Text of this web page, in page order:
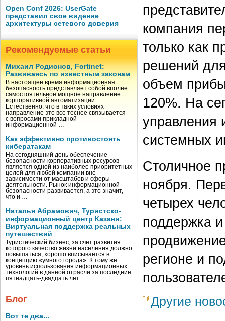
Open Conf 2026: UserGate
представил свое видение
архитектуры сетевого доверия
Рекомендуемые статьи
Михаил Родионов, Fortinet:
Развиваясь по известным законам
В настоящее время информационная
безопасность представляет собой вполне
самостоятельное мощное направление
корпоративной автоматизации.
Естественно, что в таких условиях
направление это все теснее связывается
с вопросами прикладной
информационной …
Как эффективно противостоять
кибератакам
На сегодняшний день обеспечение
безопасности корпоративных ресурсов
является одной из наиболее приоритетных
целей для любой компании вне
зависимости от масштабов и сферы
деятельности. Рынок информационной
безопасности развивается, а это значит,
что и …
Наталья Абрамович, Туристско-
информационный центр Казани:
Виртуальная поддержка реальных
путешествий
Туристический бизнес, за счет развития
которого качество жизни населения должно
повышаться, хорошо вписывается в
концепцию «умного города». К тому же
уровень использования информационных
технологий в данной отрасли за последние
пятнадцать-двадцать лет …
Блог
Вот те два...
компания
только как
решений
объем
120%. На
управления
системных
Столичное
ноября.
четырех
поддержка и
регионе и
Другие